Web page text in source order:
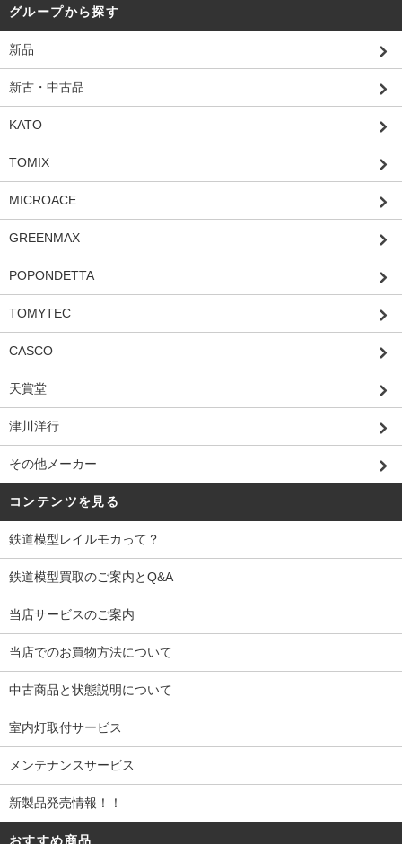
グループから探す
新品
新古・中古品
KATO
TOMIX
MICROACE
GREENMAX
POPONDETTA
TOMYTEC
CASCO
天賞堂
津川洋行
その他メーカー
コンテンツを見る
鉄道模型レイルモカって？
鉄道模型買取のご案内とQ&A
当店サービスのご案内
当店でのお買物方法について
中古商品と状態説明について
室内灯取付サービス
メンテナンスサービス
新製品発売情報！！
おすすめ商品